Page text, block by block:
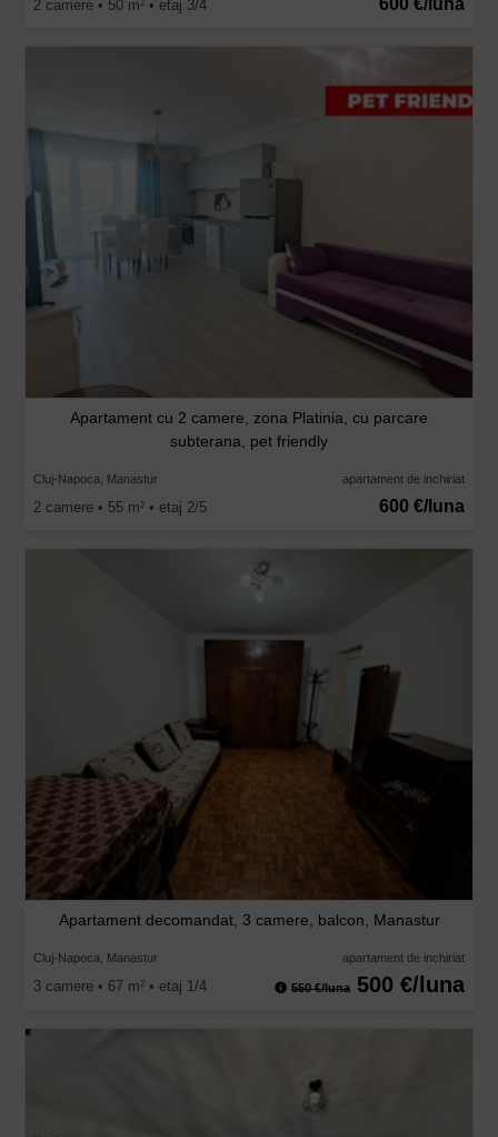
2 camere • 50 m2 • etaj 3/4 600 €/luna
Apartament cu 2 camere, zona Platinia, cu parcare
subterana, pet friendly
Cluj-Napoca, Manastur apartament de inchiriat
2 camere • 55 m2 • etaj 2/5 600 €/luna
Apartament decomandat, 3 camere, balcon, Manastur
Cluj-Napoca, Manastur apartament de inchiriat
3 camere • 67 m2 • etaj 1/4 550 €/luna 500 €/luna